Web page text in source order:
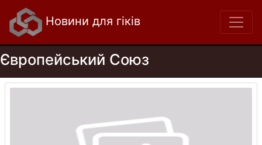
Новини для гіків
Європейський Союз